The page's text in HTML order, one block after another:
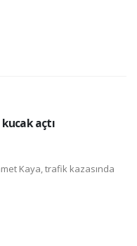
kucak açtı
Kaya, trafik kazasında